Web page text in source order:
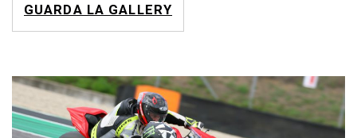
GUARDA LA GALLERY